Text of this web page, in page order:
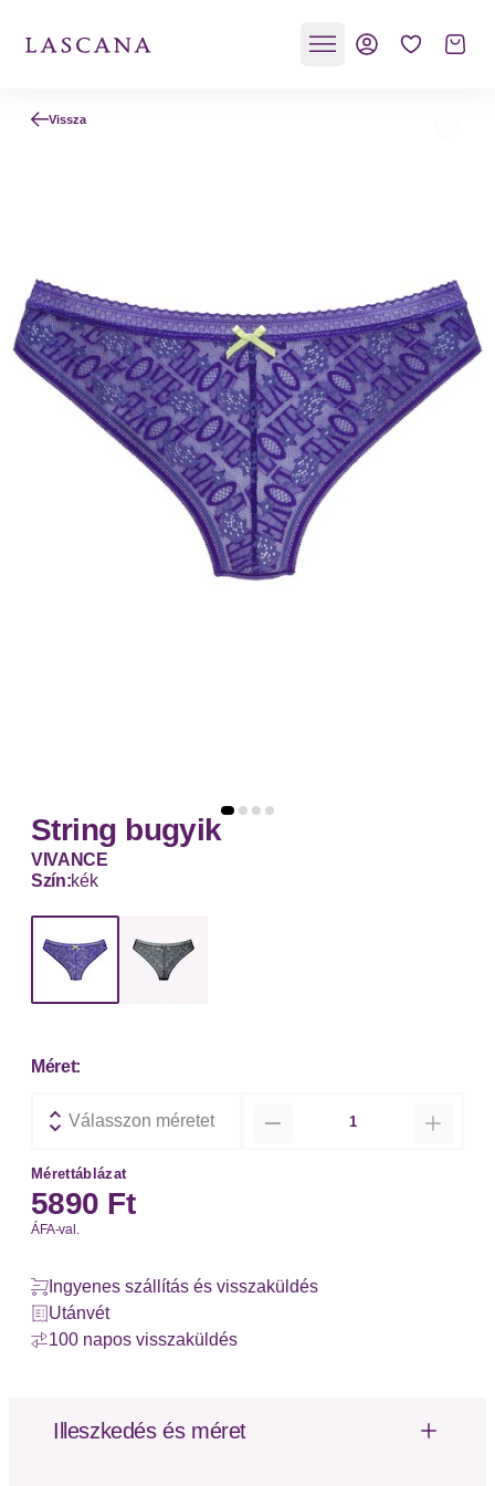
Vissza
String bugyik
VIVANCE
Szín:kék
Méret:
Válasszon méretet
Mérettáblázat
5890 Ft
ÁFA-val.
Ingyenes szállítás és visszaküldés
Utánvét
100 napos visszaküldés
Illeszkedés és méret